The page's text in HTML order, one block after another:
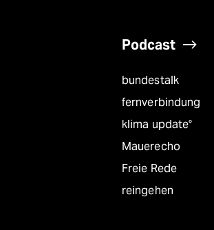
Podcast
bundestalk
fernverbindung
klima update°
Mauerecho
Freie Rede
reingehen